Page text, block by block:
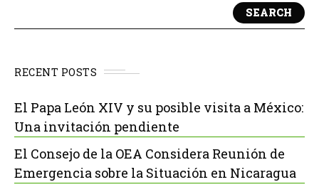
SEARCH
RECENT POSTS
El Papa León XIV y su posible visita a México:
Una invitación pendiente
El Consejo de la OEA Considera Reunión de
Emergencia sobre la Situación en Nicaragua